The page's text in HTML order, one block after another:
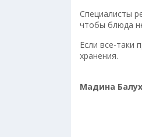
Специалисты
чтобы блюда
Если все-таки
хранения.
Мадина